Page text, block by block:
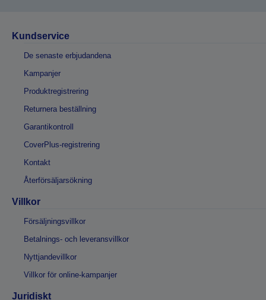
Kundservice
De senaste erbjudandena
Kampanjer
Produktregistrering
Returnera beställning
Garantikontroll
CoverPlus-registrering
Kontakt
Återförsäljarsökning
Villkor
Försäljningsvillkor
Betalnings- och leveransvillkor
Nyttjandevillkor
Villkor för online-kampanjer
Juridiskt